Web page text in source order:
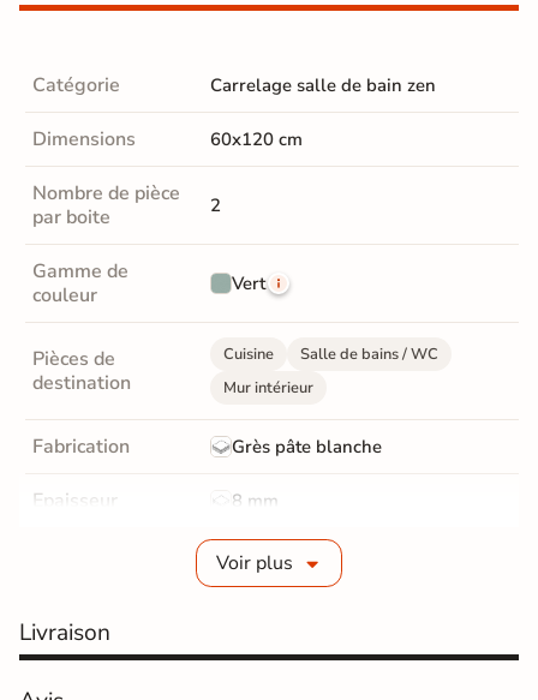
Catégorie Carrelage salle de bain zen
Dimensions 60x120 cm
Nombre de pièce
par boite
2
Gamme de
couleur
Vert
Pièces de
destination
Cuisine
Salle de bains / WC
Mur intérieur
Fabrication Grès pâte blanche
Epaisseur 8 mm
rectifié
Surface Structurée
Voir plus
Livraison